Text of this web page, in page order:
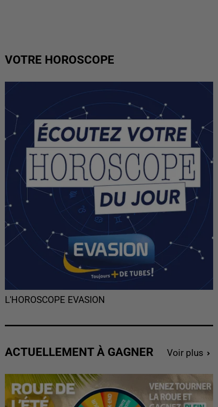
VOTRE HOROSCOPE
L'HOROSCOPE EVASION
ACTUELLEMENT À GAGNER Voir plus